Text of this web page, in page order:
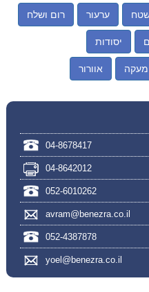
ערעור רום ושלח
יסודות
מעקה אוורור
04-8678417
04-8642012
052-6010262
avram@benezra.co.il
052-4387878
yoel@benezra.co.il